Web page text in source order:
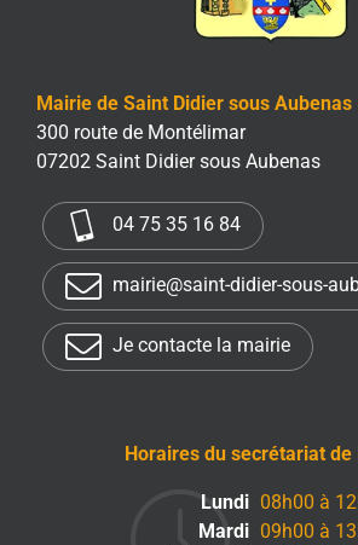
Mairie de Saint Didier sous Aubenas
300 route de Montélimar
07202 Saint Didier sous Aubenas
04 75 35 16 84
mairie@saint-didier-sous-
Je contacte la mairie
Horaires du secrétariat de
Lundi 08h00 à
Mardi 09h00 à